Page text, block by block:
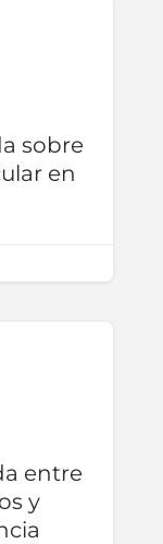
sobre
en
entre
y